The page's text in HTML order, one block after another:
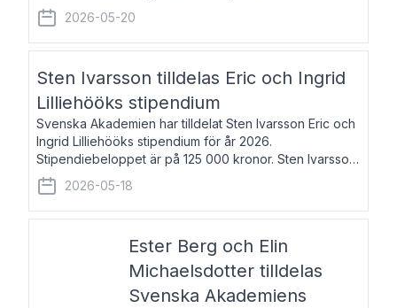
bosatt i Stockholm, är konstvetare, museiman och
hovman. Han disputerade 1993 vid Uppsala un
2026-05-20
Sten Ivarsson tilldelas Eric och Ingrid
Lilliehööks stipendium
Svenska Akademien har tilldelat Sten Ivarsson Eric och
Ingrid Lilliehööks stipendium för år 2026.
Stipendiebeloppet är på 125 000 kronor. Sten Ivarsson,
född 1979, är mediateksamordnare vid
Söderslättsgymnasiet i Trelleborg. Här har han på
2026-05-18
Ester Berg och Elin
Michaelsdotter tilldelas
Svenska Akademiens